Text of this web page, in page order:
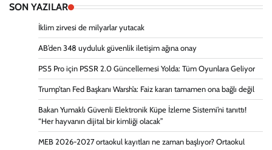
SON YAZILAR
İklim zirvesi de milyarlar yutacak
AB’den 348 uyduluk güvenlik iletişim ağına onay
PS5 Pro için PSSR 2.0 Güncellemesi Yolda: Tüm Oyunlara Geliyor
Trump’tan Fed Başkanı Warsh’a: Faiz kararı tamamen ona bağlı değil
Bakan Yumaklı Güvenli Elektronik Küpe İzleme Sistemi’ni tanıttı!
“Her hayvanın dijital bir kimliği olacak”
MEB 2026-2027 ortaokul kayıtları ne zaman başlıyor? Ortaokul